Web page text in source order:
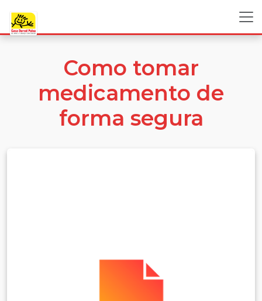
Como tomar
medicamento de
forma segura